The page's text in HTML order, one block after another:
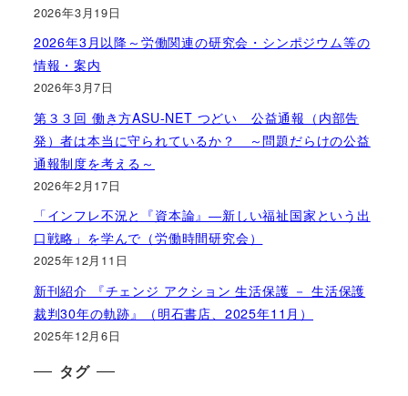
2026年3月19日
2026年3月以降～労働関連の研究会・シンポジウム等の
情報・案内
2026年3月7日
第３３回 働き方ASU-NET つどい 公益通報（内部告
発）者は本当に守られているか？ ～問題だらけの公益
通報制度を考える～
2026年2月17日
「インフレ不況と『資本論』―新しい福祉国家という出
口戦略」を学んで（労働時間研究会）
2025年12月11日
新刊紹介 『チェンジ アクション 生活保護 － 生活保護
裁判30年の軌跡』（明石書店、2025年11月）
2025年12月6日
タグ